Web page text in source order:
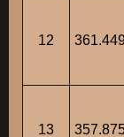
12
13